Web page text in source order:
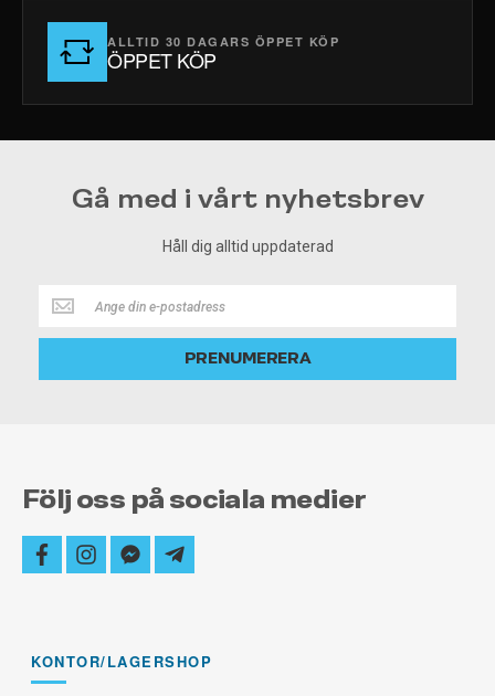
ALLTID 30 DAGARS ÖPPET KÖP
ÖPPET KÖP
Gå med i vårt nyhetsbrev
Håll dig alltid uppdaterad
Håll
dig
alltid
PRENUMERERA
Följ oss på sociala medier
facebookinstagram
facebook-
messenger
telegram-
plane
KONTOR/LAGERSHOP